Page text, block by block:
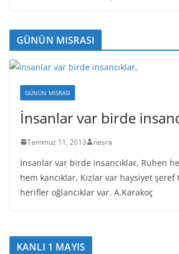
GÜNÜN MISRASI
GÜNÜN MISRASI
İnsanlar var birde
Temmuz 11, 2013 nesra
İnsanlar var birde insancıklar, Ruhen
hem kancıklar, Kızlar var haysiyet
herifler oğlancıklar var. A.Karakoç
KANLI 1 MAYIS